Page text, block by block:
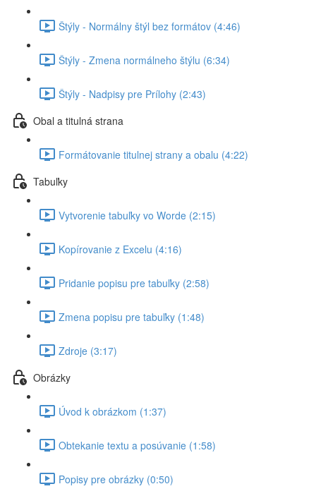
Štýly - Normálny štýl bez formátov (4:46)
Štýly - Zmena normálneho štýlu (6:34)
Štýly - Nadpisy pre Prílohy (2:43)
Obal a titulná strana
Formátovanie titulnej strany a obalu (4:22)
Tabuľky
Vytvorenie tabuľky vo Worde (2:15)
Kopírovanie z Excelu (4:16)
Pridanie popisu pre tabuľky (2:58)
Zmena popisu pre tabuľky (1:48)
Zdroje (3:17)
Obrázky
Úvod k obrázkom (1:37)
Obtekanie textu a posúvanie (1:58)
Popisy pre obrázky (0:50)